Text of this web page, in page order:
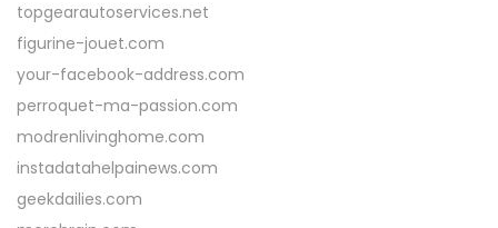
topgearautoservices.net
figurine-jouet.com
your-facebook-address.com
perroquet-ma-passion.com
modrenlivinghome.com
instadatahelpainews.com
geekdailies.com